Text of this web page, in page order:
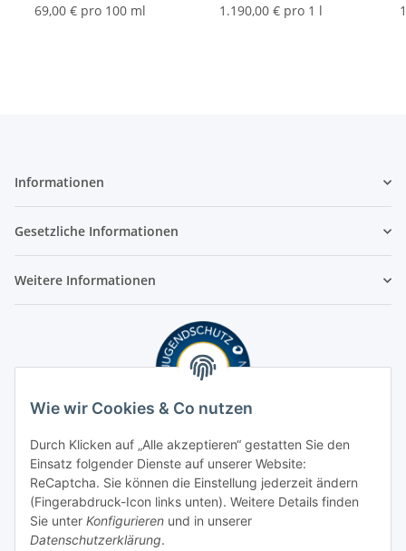
69,00 € pro 100 ml
1.190,00 € pro 1 l
Informationen
Gesetzliche Informationen
Weitere Informationen
Wie wir Cookies & Co nutzen
Durch Klicken auf „Alle akzeptieren“ gestatten Sie den
Einsatz folgender Dienste auf unserer Website:
ReCaptcha. Sie können die Einstellung jederzeit ändern
(Fingerabdruck-Icon links unten). Weitere Details finden
Sie unter Konfigurieren und in unserer
Datenschutzerklärung.